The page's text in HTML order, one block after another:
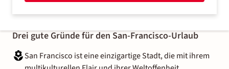
Drei gute Gründe für den San-Francisco-Urlaub
San Francisco ist eine einzigartige Stadt, die mit ihrem